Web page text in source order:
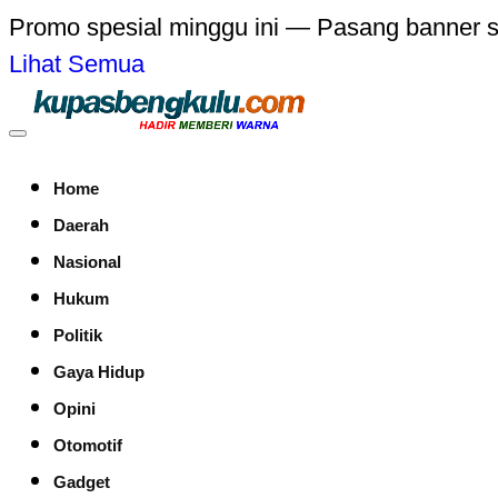
Promo spesial minggu ini — Pasang banner
Lihat Semua
Home
Daerah
Nasional
Hukum
Politik
Gaya Hidup
Opini
Otomotif
Gadget